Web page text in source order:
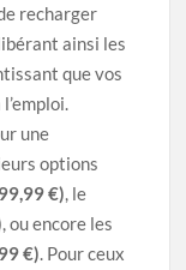
recharger
ainsi les
que vos
une
options
€), le
, ou encore les
€). Pour ceux